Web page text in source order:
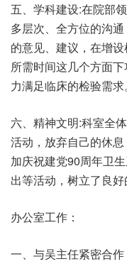
五、学科建设:在院部
多层次、全方位的沟
的意见、建议，在增
所需时间这几个方面
力满足临床的检验需求。
六、精神文明:科室全
活动，放弃自己的休
加庆祝建党90周年卫
出等活动，树立了良好
办公室工作：
一、与吴主任紧密合